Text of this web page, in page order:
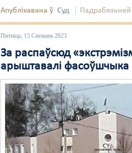
Апублікавана ў Суд Падрабязьней
Пятніца, 15 Снежань 2023
За распаўсюд
арыштавалі фасоўшчыка